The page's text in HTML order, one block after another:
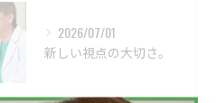
2026/07/01
新しい視点の大切さ。